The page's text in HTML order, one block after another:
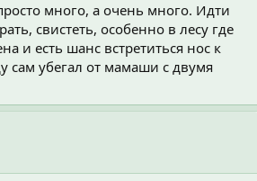
много, а очень много. Идти
свистеть, особенно в лесу где
и есть шанс встретиться нос к
сам убегал от мамаши с двумя